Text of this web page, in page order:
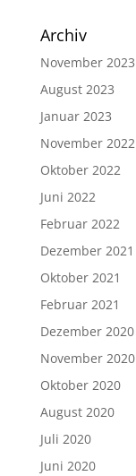
Archiv
November 2023
August 2023
Januar 2023
November 2022
Oktober 2022
Juni 2022
Februar 2022
Dezember 2021
Oktober 2021
Februar 2021
Dezember 2020
November 2020
Oktober 2020
August 2020
Juli 2020
Juni 2020